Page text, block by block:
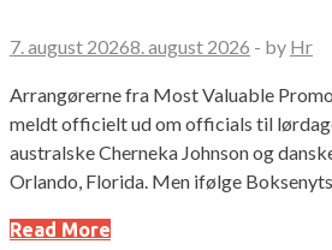
7. august 20268. august 2026 - by Hr
Arrangørerne fra Most Valuable
meldt officielt ud om officials til
australske Cherneka Johnson og
Orlando, Florida. Men ifølge
Read More